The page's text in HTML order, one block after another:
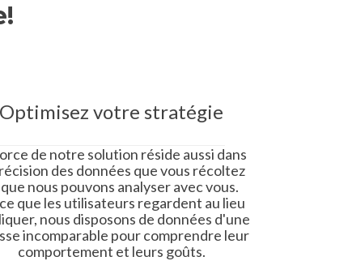
Optimisez votre stratégie
de notre solution réside aussi dans
des données que vous récoltez
nous pouvons analyser avec vous.
que les utilisateurs regardent au lieu
nous disposons de données d'une
incomparable pour comprendre leur
comportement et leurs goûts.